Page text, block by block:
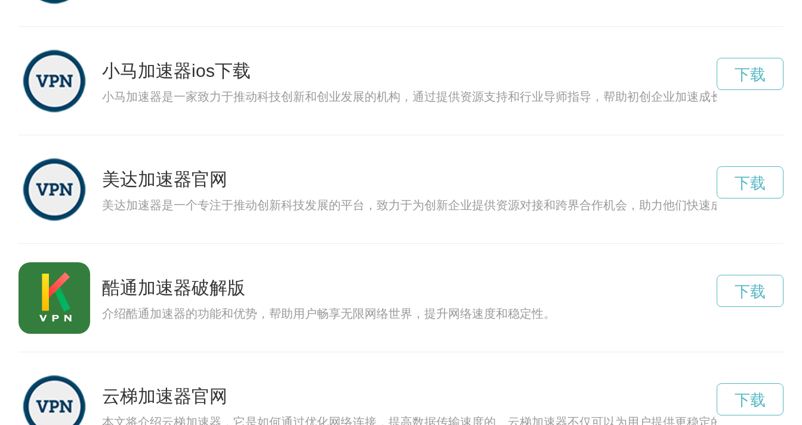
小马加速器ios下载
小马加速器是一家致力于推动科技创新和创业发展的机构，通过提供资源支持和行业导师指导，帮助初创企业加速成长。
下载
美达加速器官网
美达加速器是一个专注于推动创新科技发展的平台，致力于为创新企业提供资源对接和跨界合作机会，助力他们快速成长。
下载
酷通加速器破解版
介绍酷通加速器的功能和优势，帮助用户畅享无限网络世界，提升网络速度和稳定性。
下载
云梯加速器官网
本文将介绍云梯加速器，它是如何通过优化网络连接，提高数据传输速度的。云梯加速器不仅可以为用户提供更稳定的网络连接，还
下载